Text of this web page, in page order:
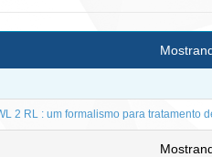
2 RL : um formalismo para tratamento